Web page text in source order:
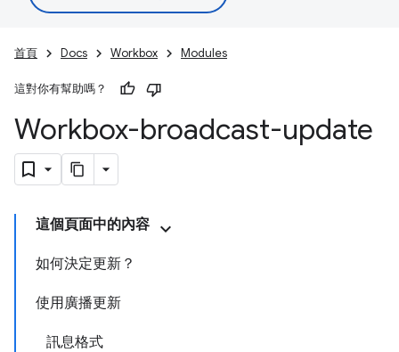
首頁 Docs Workbox Modules
這對你有幫助嗎？
Workbox-broadcast-update
這個頁面中的內容
如何決定更新？
使用廣播更新
訊息格式